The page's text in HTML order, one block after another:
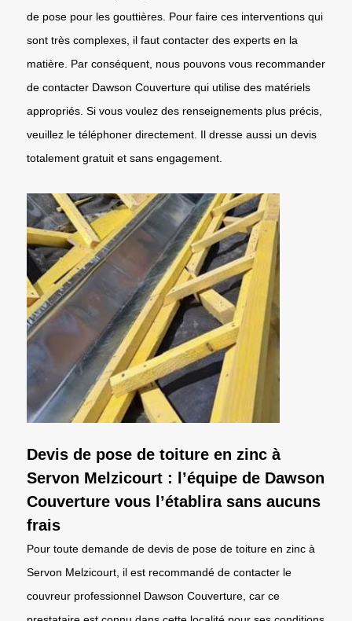
de pose pour les gouttières. Pour faire ces interventions qui
sont très complexes, il faut contacter des experts en la
matière. Par conséquent, nous pouvons vous recommander
de contacter Dawson Couverture qui utilise des matériels
appropriés. Si vous voulez des renseignements plus précis,
veuillez le téléphoner directement. Il dresse aussi un devis
totalement gratuit et sans engagement.
Devis de pose de toiture en zinc à
Servon Melzicourt : l’équipe de Dawson
Couverture vous l’établira sans aucuns
frais
Pour toute demande de devis de pose de toiture en zinc à
Servon Melzicourt, il est recommandé de contacter le
couvreur professionnel Dawson Couverture, car ce